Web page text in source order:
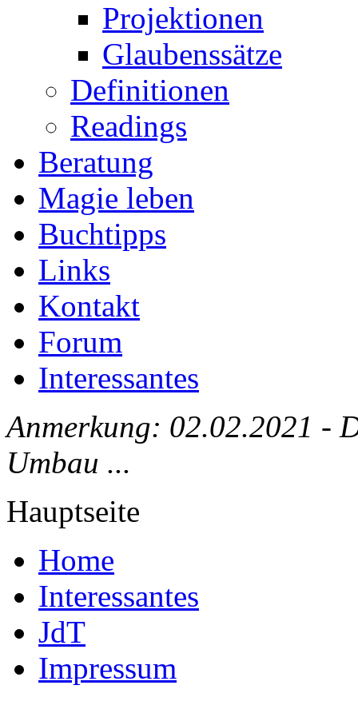
Projektionen
Glaubenssätze
Definitionen
Readings
Beratung
Magie leben
Buchtipps
Links
Kontakt
Forum
Interessantes
Anmerkung: 02.02.2021 -
Umbau ...
Hauptseite
Home
Interessantes
JdT
Impressum